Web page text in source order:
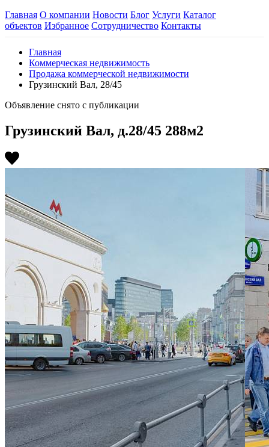
Главная О компании Новости Блог Услуги Каталог
объектов Избранное Сотрудничество Контакты
Главная
Коммерческая недвижимость
Продажа коммерческой недвижимости
Грузинский Вал, 28/45
Объявление снято с публикации
Грузинский Вал, д.28/45 288м2